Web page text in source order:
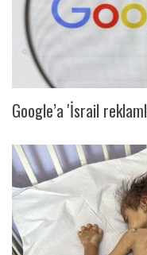
Google’a 'İsrail